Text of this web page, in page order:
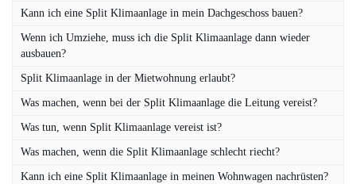
Kann ich eine Split Klimaanlage in mein Dachgeschoss bauen?
Wenn ich Umziehe, muss ich die Split Klimaanlage dann wieder
ausbauen?
Split Klimaanlage in der Mietwohnung erlaubt?
Was machen, wenn bei der Split Klimaanlage die Leitung vereist?
Was tun, wenn Split Klimaanlage vereist ist?
Was machen, wenn die Split Klimaanlage schlecht riecht?
Kann ich eine Split Klimaanlage in meinen Wohnwagen nachrüsten?